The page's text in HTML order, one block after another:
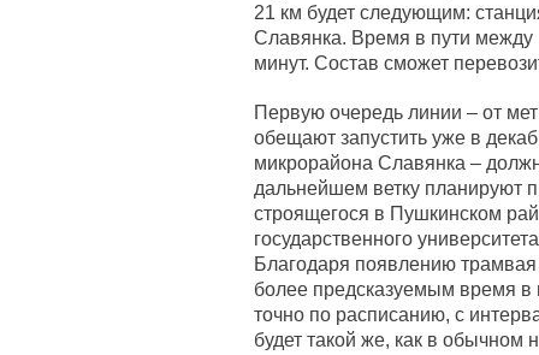
21 км будет следующим:
Славянка. Время в пути между
минут. Состав сможет
Первую очередь линии – от
обещают запустить уже в
микрорайона Славянка –
дальнейшем ветку планируют
строящегося в Пушкинском
государственного
Благодаря появлению трамвая
более предсказуемым время в
точно по расписанию, с
будет такой же, как в обычном